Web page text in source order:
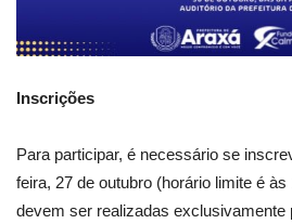
Inscrições
Para participar, é necessário se
feira, 27 de outubro (horário limite é
devem ser realizadas exclusivamente